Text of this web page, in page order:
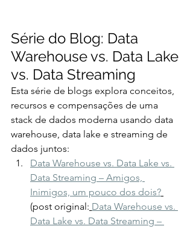
Série do Blog: Data
Warehouse vs. Data Lake
vs. Data Streaming
Esta série de blogs explora conceitos,
recursos e compensações de uma
stack de dados moderna usando data
warehouse, data lake e streaming de
dados juntos:
Data Warehouse vs. Data Lake vs.
Data Streaming – Amigos,
Inimigos, um pouco dos dois?
(post original: Data Warehouse vs.
Data Lake vs. Data Streaming –